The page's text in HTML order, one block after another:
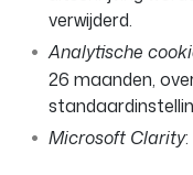
verwijderd.
Analytische
26 maanden,
Microsoft Clarity